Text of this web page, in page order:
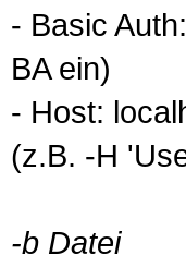
- Basic
BA ein)
- Host:
(z.B. -H
-b Datei